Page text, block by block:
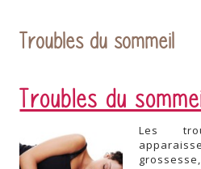
Troubles du sommeil
Troubles du
Les